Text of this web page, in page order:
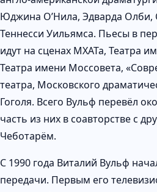
Юджина О’Нила, Эдварда Олби,
Теннесси Уильямса. Пьесы в
идут на сценах МХАТа, Театра
Театра имени Моссовета,
театра, Московского
Гоголя. Всего Вульф перевёл
часть из них в соавторстве с
Чеботарём.
С 1990 года Виталий Вульф
передачи. Первым его